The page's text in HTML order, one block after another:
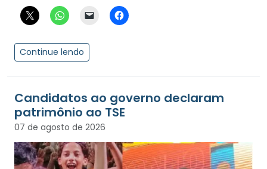
Continue lendo
Candidatos ao governo declaram
patrimônio ao TSE
07 de agosto de 2026